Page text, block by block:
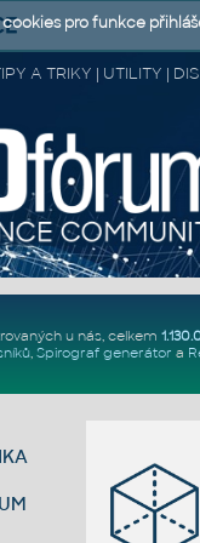
A TRIKY | UTILITY |
u nás, celkem
, Spirograf generátor a
pro funkce